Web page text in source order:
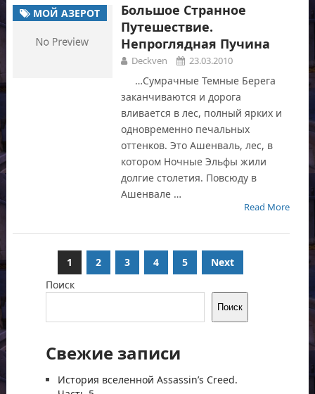
МОЙ АЗЕРОТ
Большое Странное
Путешествие.
Непроглядная Пучина
Deckven 23.03.2010
…Сумрачные Темные Берега
заканчиваются и дорога
вливается в лес, полный ярких и
одновременно печальных
оттенков. Это Ашенваль, лес, в
котором Ночные Эльфы жили
долгие столетия. Повсюду в
Ашенвале …
Read More
Пагинация
записей
1 2 3 4 5
Next
Поиск
Поиск
Свежие записи
История вселенной Assassin’s Creed.